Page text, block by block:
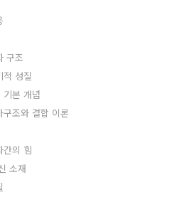
구조
성질
본 개념
조와 결합 이론
간의 힘
소재